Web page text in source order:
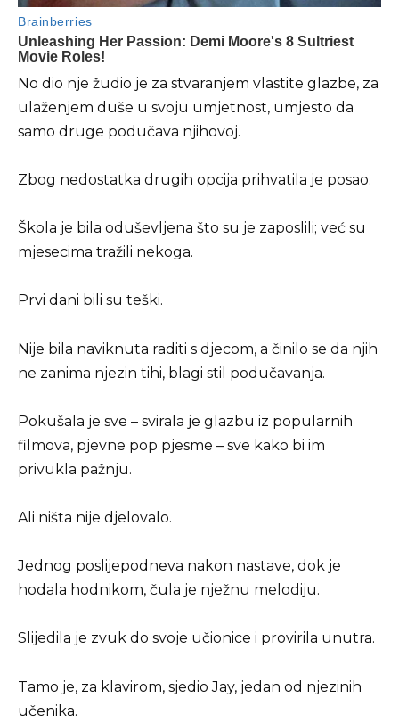
No dio nje žudio je za stvaranjem vlastite glazbe, za
ulaženjem duše u svoju umjetnost, umjesto da
samo druge podučava njihovoj.
Zbog nedostatka drugih opcija prihvatila je posao.
Škola je bila oduševljena što su je zaposlili; već su
mjesecima tražili nekoga.
Prvi dani bili su teški.
Nije bila naviknuta raditi s djecom, a činilo se da njih
ne zanima njezin tihi, blagi stil podučavanja.
Pokušala je sve – svirala je glazbu iz popularnih
filmova, pjevne pop pjesme – sve kako bi im
privukla pažnju.
Ali ništa nije djelovalo.
Jednog poslijepodneva nakon nastave, dok je
hodala hodnikom, čula je nježnu melodiju.
Slijedila je zvuk do svoje učionice i provirila unutra.
Tamo je, za klavirom, sjedio Jay, jedan od njezinih
učenika.